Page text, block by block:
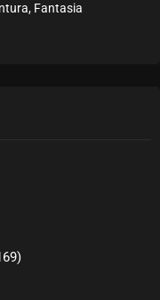
Fantasia